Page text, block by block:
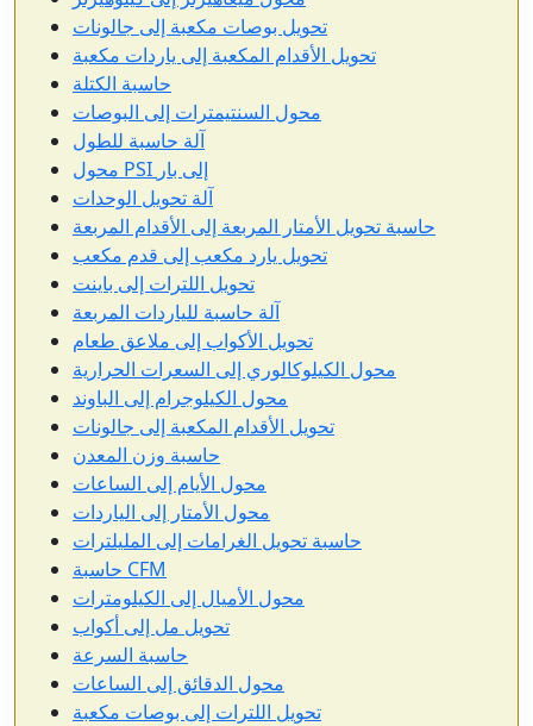
تحويل بوصات مكعبة إلى جالونات
تحويل الأقدام المكعبة إلى ياردات مكعبة
حاسبة الكتلة
محول السنتيمترات إلى البوصات
آلة حاسبة للطول
محول PSI إلى بار
آلة تحويل الوحدات
حاسبة تحويل الأمتار المربعة إلى الأقدام المربعة
تحويل يارد مكعب إلى قدم مكعب
تحويل اللترات إلى باينت
آلة حاسبة للياردات المربعة
تحويل الأكواب إلى ملاعق طعام
محول الكيلوكالوري إلى السعرات الحرارية
محول الكيلوجرام إلى الباوند
تحويل الأقدام المكعبة إلى جالونات
حاسبة وزن المعدن
محول الأيام إلى الساعات
محول الأمتار إلى الياردات
حاسبة تحويل الغرامات إلى المليلترات
حاسبة CFM
محول الأميال إلى الكيلومترات
تحويل مل إلى أكواب
حاسبة السرعة
محول الدقائق إلى الساعات
تحويل اللترات إلى بوصات مكعبة